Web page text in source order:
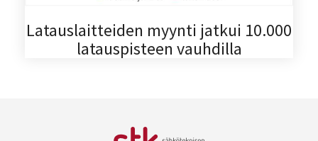
Latauslaitteiden myynti jatkui 10.000
latauspisteen vauhdilla